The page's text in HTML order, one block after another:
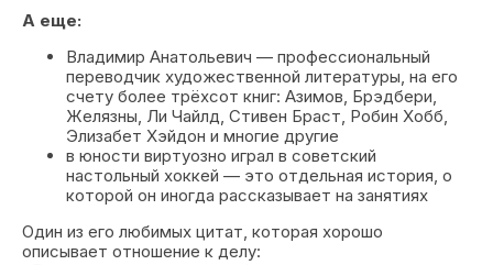
А еще:
Владимир Анатольевич — профессиональный
переводчик художественной литературы, на его
счету более трёхсот книг: Азимов, Брэдбери,
Желязны, Ли Чайлд, Стивен Браст, Робин Хобб,
Элизабет Хэйдон и многие другие
в юности виртуозно играл в советский
настольный хоккей — это отдельная история, о
которой он иногда рассказывает на занятиях
Один из его любимых цитат, которая хорошо
описывает отношение к делу: